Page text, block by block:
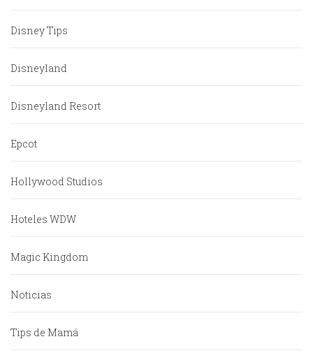
Disney Tips
Disneyland
Disneyland Resort
Epcot
Hollywood Studios
Hoteles WDW
Magic Kingdom
Noticias
Tips de Mamá